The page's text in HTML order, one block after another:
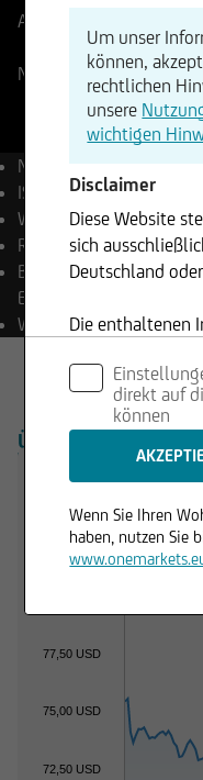
Aktueller Stand
NASDAQ 06.08.2026 -
Name
Rocket Lab USA,
ISIN
US7731211089
WKN
A419CG
Reuters RKLB.OQ
Bloomberg RKLB UW
Equity
Währung USD
ÜBERSICHT
72,50 USD
75,00 USD
77,50 USD
Um unser
können,
rechtlichen
unsere
wichtigen
Disclaimer
Diese Website
sich
Deutschland
Die enthaltenen
Verkauf von
in
dies unzulässig
direkt auf
können
Wenn Sie Ihren
haben, nutzen Sie